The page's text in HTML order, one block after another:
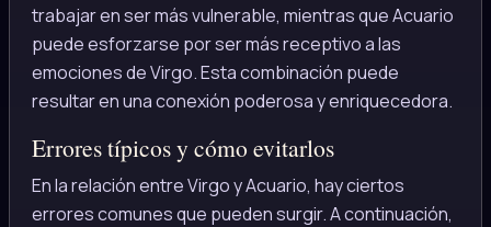
trabajar en ser más vulnerable, mientras que Acuario
puede esforzarse por ser más receptivo a las
emociones de Virgo. Esta combinación puede
resultar en una conexión poderosa y enriquecedora.
Errores típicos y cómo evitarlos
En la relación entre Virgo y Acuario, hay ciertos
errores comunes que pueden surgir. A continuación,